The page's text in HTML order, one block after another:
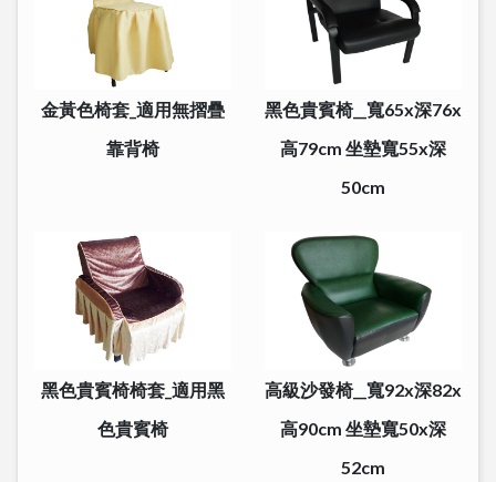
金黃色椅套_適用無摺疊
靠背椅
黑色貴賓椅__寬65x深76x
高79cm 坐墊寬55x深
50cm
黑色貴賓椅椅套_適用黑
色貴賓椅
高級沙發椅__寬92x深82x
高90cm 坐墊寬50x深
52cm